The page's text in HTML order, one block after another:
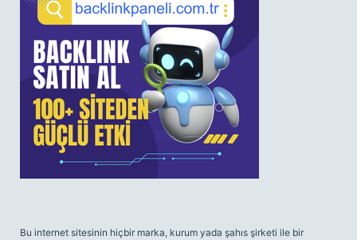
Bu internet sitesinin hiçbir marka, kurum yada şahıs şirketi ile bir